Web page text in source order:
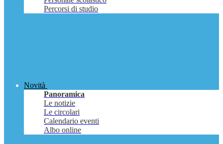
Percorsi di studio
Novità
Panoramica
Le notizie
Le circolari
Calendario eventi
Albo online